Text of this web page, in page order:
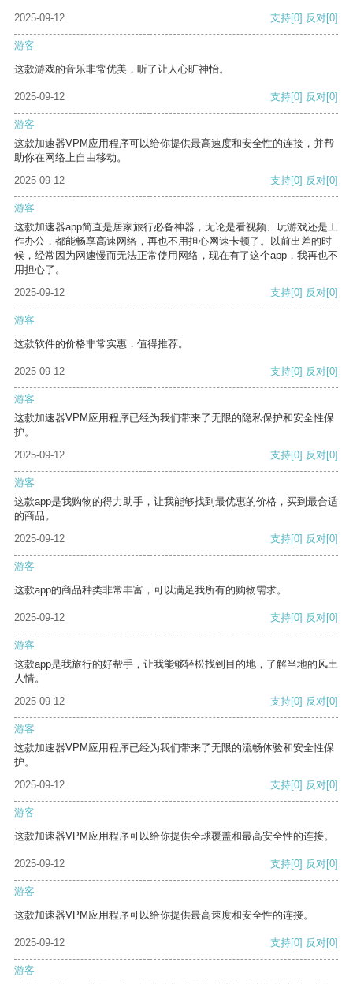
2025-09-12
支持[0] 反对[0]
游客
这款游戏的音乐非常优美，听了让人心旷神怡。
2025-09-12 支持[0] 反对[0]
游客
这款加速器VPM应用程序可以给你提供最高速度和安全性的连接，并帮
助你在网络上自由移动。
2025-09-12
支持[0] 反对[0]
游客
这款加速器app简直是居家旅行必备神器，无论是看视频、玩游戏还是工
作办公，都能畅享高速网络，再也不用担心网速卡顿了。以前出差的时
候，经常因为网速慢而无法正常使用网络，现在有了这个app，我再也不
用担心了。
2025-09-12
支持[0] 反对[0]
游客
这款软件的价格非常实惠，值得推荐。
2025-09-12 支持[0] 反对[0]
游客
这款加速器VPM应用程序已经为我们带来了无限的隐私保护和安全性保
护。
2025-09-12
支持[0] 反对[0]
游客
这款app是我购物的得力助手，让我能够找到最优惠的价格，买到最合适
的商品。
2025-09-12
支持[0] 反对[0]
游客
这款app的商品种类非常丰富，可以满足我所有的购物需求。
2025-09-12 支持[0] 反对[0]
游客
这款app是我旅行的好帮手，让我能够轻松找到目的地，了解当地的风土
人情。
2025-09-12
支持[0] 反对[0]
游客
这款加速器VPM应用程序已经为我们带来了无限的流畅体验和安全性保
护。
2025-09-12
支持[0] 反对[0]
游客
这款加速器VPM应用程序可以给你提供全球覆盖和最高安全性的连接。
2025-09-12 支持[0] 反对[0]
游客
这款加速器VPM应用程序可以给你提供最高速度和安全性的连接。
2025-09-12 支持[0] 反对[0]
游客